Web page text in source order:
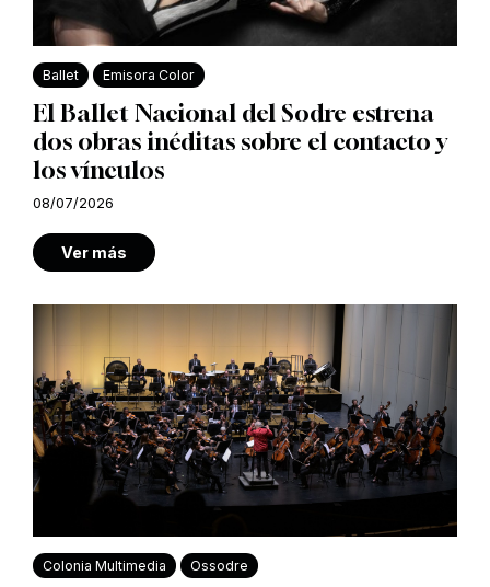
Ballet Emisora Color
El Ballet Nacional del Sodre estrena
dos obras inéditas sobre el contacto y
los vínculos
08/07/2026
Ver más
Colonia Multimedia Ossodre